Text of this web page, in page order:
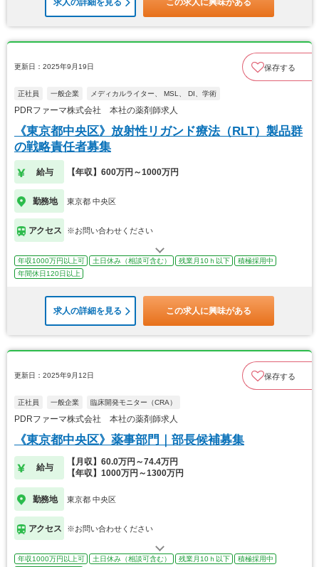
求人の詳細を見る この求人に興味がある
更新日：2025年9月19日 保存する
正社員 一般企業 メディカルライター、 MSL、 DI、学術
PDRファーマ株式会社 本社の薬剤師求人
《東京都中央区》放射性リガンド療法（RLT）製品群
の戦略責任者募集
給与 【年収】600万円～1000万円
勤務地 東京都 中央区
アクセス ※お問い合わせください
年収1000万円以上可 土日休み（相談可含む） 残業月10ｈ以下
積極採用中
年間休日120日以上
求人の詳細を見る この求人に興味がある
更新日：2025年9月12日 保存する
正社員 一般企業 臨床開発モニター（CRA）
PDRファーマ株式会社 本社の薬剤師求人
《東京都中央区》薬事部門｜部長候補募集
給与
【月収】60.0万円～74.4万円
【年収】1000万円～1300万円
勤務地 東京都 中央区
アクセス ※お問い合わせください
年収1000万円以上可 土日休み（相談可含む） 残業月10ｈ以下
積極採用中